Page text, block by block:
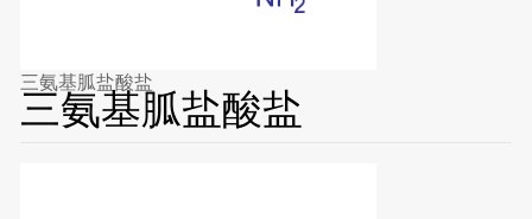
三氨基胍盐酸盐
三氨基胍盐酸盐